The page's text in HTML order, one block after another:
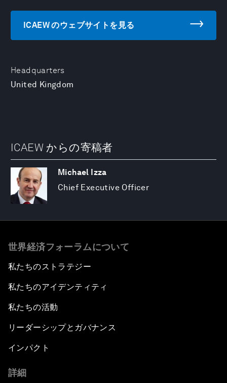
Headquarters
United Kingdom
ICAEW のウェブサイトを見る
ICAEW からの寄稿者
Michael Izza
Chief Executive Officer
世界経済フォーラムについて
私たちのストラテジー
私たちのアイデンティティ
私たちの活動
リーダーシップとガバナンス
インパクト
詳細